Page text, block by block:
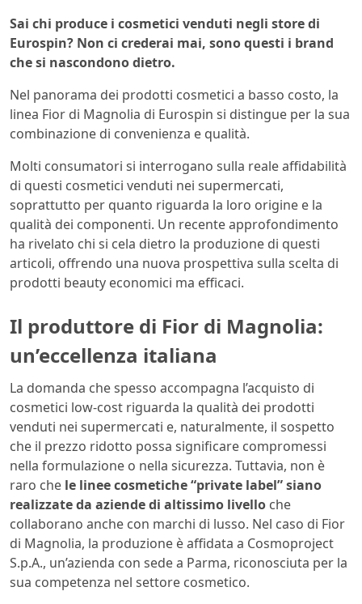
Sai chi produce i cosmetici venduti negli store di
Eurospin? Non ci crederai mai, sono questi i brand
che si nascondono dietro.
Nel panorama dei prodotti cosmetici a basso costo, la
linea Fior di Magnolia di Eurospin si distingue per la sua
combinazione di convenienza e qualità.
Molti consumatori si interrogano sulla reale affidabilità
di questi cosmetici venduti nei supermercati,
soprattutto per quanto riguarda la loro origine e la
qualità dei componenti. Un recente approfondimento
ha rivelato chi si cela dietro la produzione di questi
articoli, offrendo una nuova prospettiva sulla scelta di
prodotti beauty economici ma efficaci.
Il produttore di Fior di Magnolia:
un’eccellenza italiana
La domanda che spesso accompagna l’acquisto di
cosmetici low-cost riguarda la qualità dei prodotti
venduti nei supermercati e, naturalmente, il sospetto
che il prezzo ridotto possa significare compromessi
nella formulazione o nella sicurezza. Tuttavia, non è
raro che le linee cosmetiche “private label” siano
realizzate da aziende di altissimo livello che
collaborano anche con marchi di lusso. Nel caso di Fior
di Magnolia, la produzione è affidata a Cosmoproject
S.p.A., un’azienda con sede a Parma, riconosciuta per la
sua competenza nel settore cosmetico.